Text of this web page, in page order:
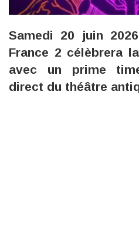
Samedi 20 juin
France 2 célèbrera
avec un prime
direct du théâtre